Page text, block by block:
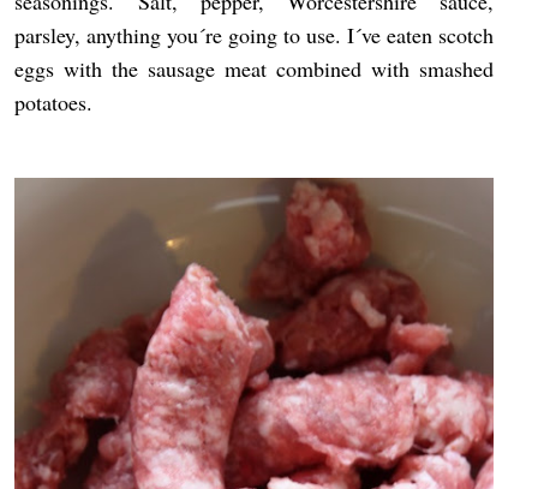
parsley, anything you´re going to use. I´ve eaten scotch
eggs with the sausage meat combined with smashed
potatoes.